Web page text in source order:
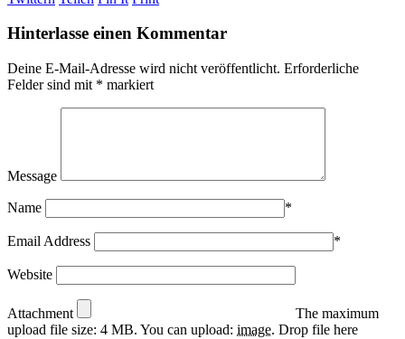
Hinterlasse einen Kommentar
Deine E-Mail-Adresse wird nicht veröffentlicht. Erforderliche
Felder sind mit * markiert
Message
Name *
Email Address *
Website
Attachment
The maximum
upload file size: 4 MB. You can upload: image. Drop file here